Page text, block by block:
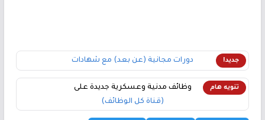
جديد! دورات مجانية (عن بعد) مع شهادات
تنويه هام
وظائف مدنية وعسكرية جديدة على
(قناة كل الوظائف)